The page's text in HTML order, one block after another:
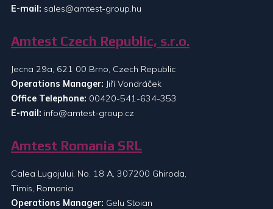
E-mail: sales@amtest-group.hu
Amtest Czech Republic, s.r.o.
Jecna 29a, 621 00 Brno, Czech Republic
Operations Manager: Jiří Vondráček
Office Telephone: 00420-541-634-353
E-mail: info@amtest-group.cz
Amtest Romania SRL
Calea Lugojului, No. 18 A, 307200 Ghiroda,
Timis, Romania
Operations Manager: Gelu Stoian